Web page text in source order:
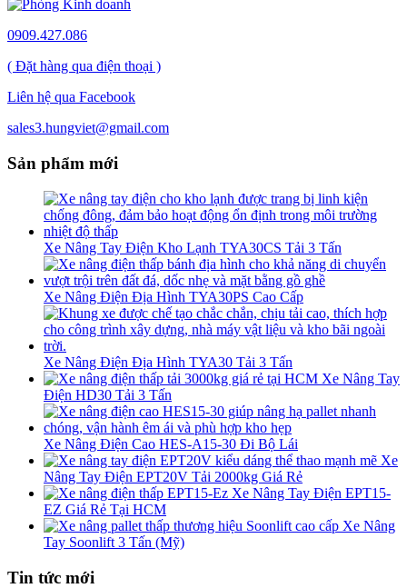
0909.427.086
( Đặt hàng qua điện thoại )
Liên hệ qua Facebook
sales3.hungviet@gmail.com
Sản phẩm mới
Xe Nâng Tay Điện Kho Lạnh TYA30CS Tải 3 Tấn
Xe Nâng Điện Địa Hình TYA30PS Cao Cấp
Xe Nâng Điện Địa Hình TYA30 Tải 3 Tấn
Xe Nâng Tay
Điện HD30 Tải 3 Tấn
Xe Nâng Điện Cao HES-A15-30 Đi Bộ Lái
Xe
Nâng Tay Điện EPT20V Tải 2000kg Giá Rẻ
Xe Nâng Tay Điện EPT15-
EZ Giá Rẻ Tại HCM
Xe Nâng
Tay Soonlift 3 Tấn (Mỹ)
Tin tức mới